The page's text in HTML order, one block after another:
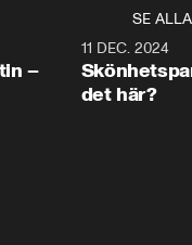
SE ALLA
–
11 DEC. 2024
det här?